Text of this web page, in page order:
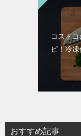
コスト
ピ！冷
おすすめ記事